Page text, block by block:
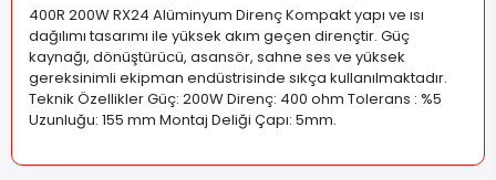
400R 200W RX24 Alüminyum Direnç Kompakt yapı ve ısı
dağılımı tasarımı ile yüksek akım geçen dirençtir. Güç
kaynağı, dönüştürücü, asansör, sahne ses ve yüksek
gereksinimli ekipman endüstrisinde sıkça kullanılmaktadır.
Teknik Özellikler Güç: 200W Direnç: 400 ohm Tolerans : %5
Uzunluğu: 155 mm Montaj Deliği Çapı: 5mm.